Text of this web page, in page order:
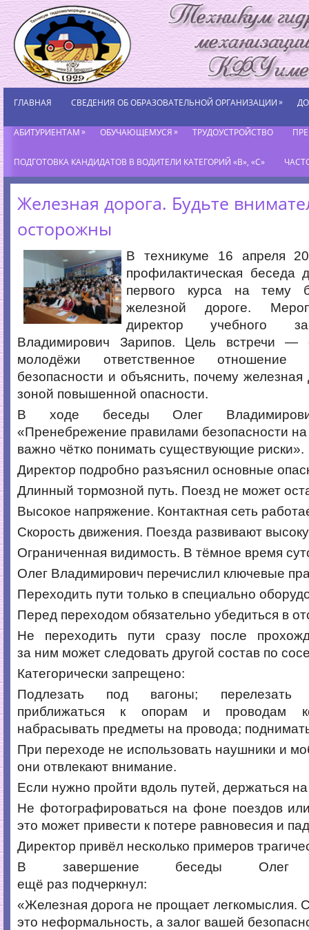
ГЛАВНАЯ СВЕДЕНИЯ ОБ ОБРАЗОВАТЕЛЬНОЙ ОРГАНИЗАЦИИ»
АБИТУРИЕНТАМ» ОБУЧАЮЩЕМУСЯ» ТРУДОУСТРОЙСТВО
ПОДГОТОВКА КАНДИДАТОВ В ВОДИТЕЛИ КАТЕГОРИЙ «В», «С»
Железная дорога. Будьте
осторожны
В техникуме 16 апреля
профилактическая беседа
первого курса на тему
железной дороге.
директор учебного
Владимирович Зарипов. Цель встречи —
молодёжи ответственное отношение
безопасности и объяснить, почему железная
зоной повышенной опасности.
В ходе беседы Олег
«Пренебрежение правилами безопасности
важно чётко понимать существующие риски».
Директор подробно разъяснил основные
Длинный тормозной путь. Поезд не может
Высокое напряжение. Контактная сеть
Скорость движения. Поезда развивают
Ограниченная видимость. В тёмное время
Олег Владимирович перечислил ключевые
Переходить пути только в специально
Перед переходом обязательно убедиться в
Не переходить пути сразу после
за ним может следовать другой состав по
Категорически запрещено:
Подлезать под вагоны; перелезать
приближаться к опорам и проводам
набрасывать предметы на провода;
При переходе не использовать наушники и
они отвлекают внимание.
Если нужно пройти вдоль путей, держаться
Не фотографироваться на фоне поездов
это может привести к потере равновесия и
Директор привёл несколько примеров
В завершение беседы Олег
ещё раз подчеркнул:
«Железная дорога не прощает легкомыслия.
это неформальность, а залог вашей